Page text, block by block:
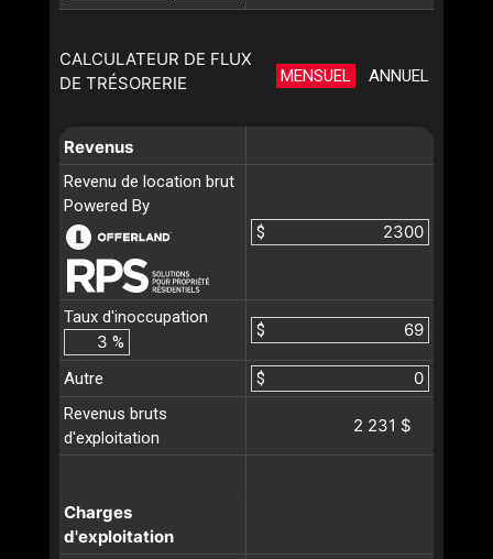
CALCULATEUR DE FLUX
DE TRÉSORERIE
MENSUEL ANNUEL
Revenus
Revenu de location brut
Powered By
$
Taux d'inoccupation
%
$
Autre
$
Revenus bruts
d'exploitation
2 231 $
Charges
d'exploitation